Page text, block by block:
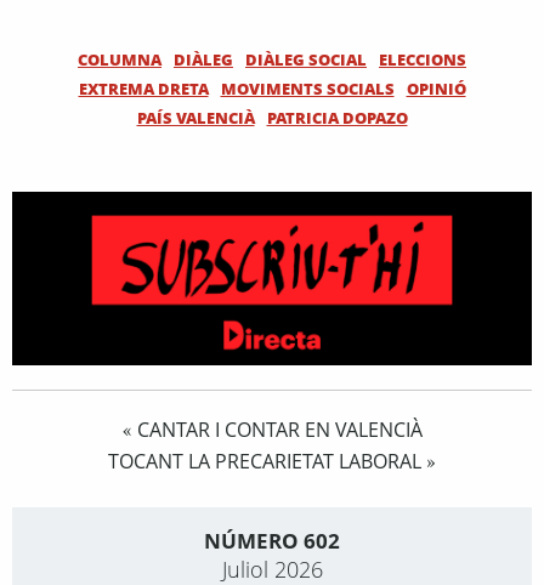
COLUMNA DIÀLEG DIÀLEG SOCIAL
ELECCIONS
EXTREMA DRETA
MOVIMENTS SOCIALS
OPINIÓ
PAÍS VALENCIÀ
PATRICIA DOPAZO
« CANTAR I CONTAR EN VALENCIÀ
TOCANT LA PRECARIETAT LABORAL »
NÚMERO 602
Juliol 2026